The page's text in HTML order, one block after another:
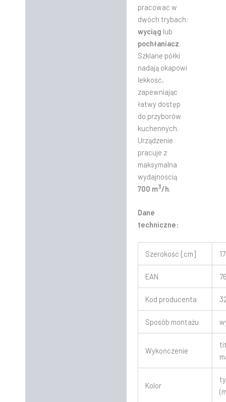
pracować w
dwóch trybach:
wyciąg lub
pochłaniacz.
Szklane półki
nadają okapowi
lekkość,
zapewniając
łatwy dostęp
do przyborów
kuchennych.
Urządzenie
pracuje z
maksymalna
wydajnością
700 m3/h.
Dane
techniczne:
Szerokość [cm]
EAN
Kod producenta
Sposób montażu
Wykończenie
Kolor